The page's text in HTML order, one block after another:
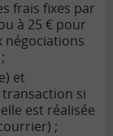
frais fixes par
à 25 € pour
négociations
et
transaction si
est réalisée
;